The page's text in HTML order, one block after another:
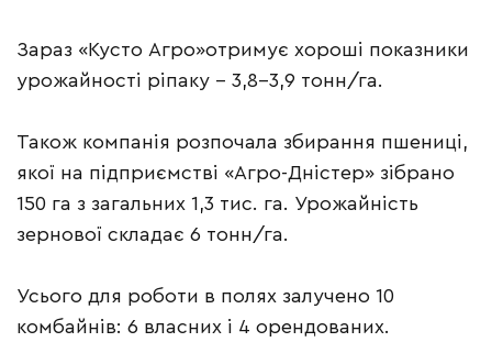
Зараз «Кусто Агро»отримує хороші показники
урожайності ріпаку – 3,8-3,9 тонн/га.
Також компанія розпочала збирання пшениці,
якої на підприємстві «Агро-Дністер» зібрано
150 га з загальних 1,3 тис. га. Урожайність
зернової складає 6 тонн/га.
Усього для роботи в полях залучено 10
комбайнів: 6 власних і 4 орендованих.